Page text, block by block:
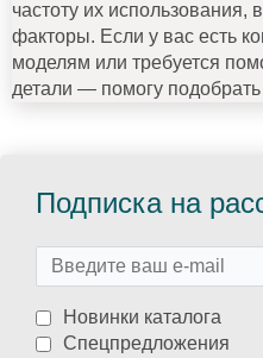
частоту их использования,
факторы. Если у вас есть
моделям или требуется
детали — помогу
Подписка на
Новинки каталога
Спецпредложения